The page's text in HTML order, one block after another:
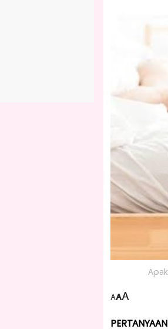
AAA
PERTANYAAN